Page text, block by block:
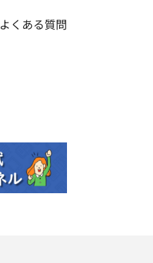
よくある質問